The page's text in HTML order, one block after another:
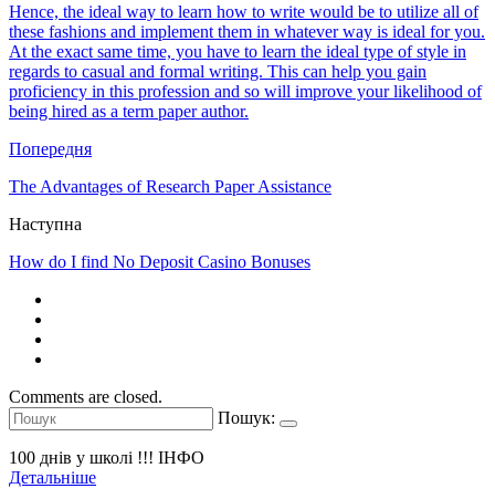
Hence, the ideal way to learn how to write would be to utilize all of
these fashions and implement them in whatever way is ideal for you.
At the exact same time, you have to learn the ideal type of style in
regards to casual and formal writing. This can help you gain
proficiency in this profession and so will improve your likelihood of
being hired as a term paper author.
Попередня
The Advantages of Research Paper Assistance
Наступна
How do I find No Deposit Casino Bonuses
Comments are closed.
Пошук:
100 днів у школі !!! ІНФО
Детальніше